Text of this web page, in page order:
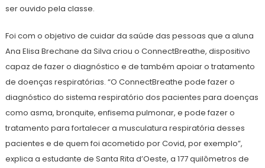
ser ouvido pela classe.
Foi com o objetivo de cuidar da saúde das pessoas que a aluna
Ana Elisa Brechane da Silva criou o ConnectBreathe, dispositivo
capaz de fazer o diagnóstico e de também apoiar o tratamento
de doenças respiratórias. “O ConnectBreathe pode fazer o
diagnóstico do sistema respiratório dos pacientes para doenças
como asma, bronquite, enfisema pulmonar, e pode fazer o
tratamento para fortalecer a musculatura respiratória desses
pacientes e de quem foi acometido por Covid, por exemplo”,
explica a estudante de Santa Rita d’Oeste, a 177 quilômetros de